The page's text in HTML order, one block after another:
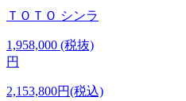
ＴＯＴＯ シンラ
1,958,000 (税抜)
円
2,153,800円(税込)